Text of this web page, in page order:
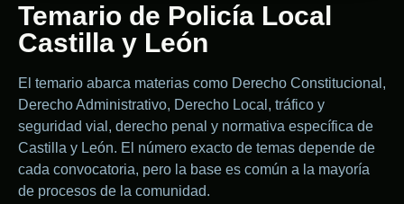
Temario de Policía Local
Castilla y León
El temario abarca materias como Derecho Constitucional,
Derecho Administrativo, Derecho Local, tráfico y
seguridad vial, derecho penal y normativa específica de
Castilla y León. El número exacto de temas depende de
cada convocatoria, pero la base es común a la mayoría
de procesos de la comunidad.